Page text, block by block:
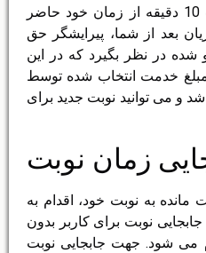
کرده باشید و پس از گذشت 10 دقیقه از زمان خود حاضر
بعد از شما، پیرایشگر حق
در نظر بگیرد که در این
آن روز 50% مبلغ خدمت انتخاب شده توسط
و می توانید نوبت جدید برای
تواند 24 ساعت مانده به نوبت خود، اقدام به
نوبت برای کاربر بدون
می شود. جهت جابجایی نوبت